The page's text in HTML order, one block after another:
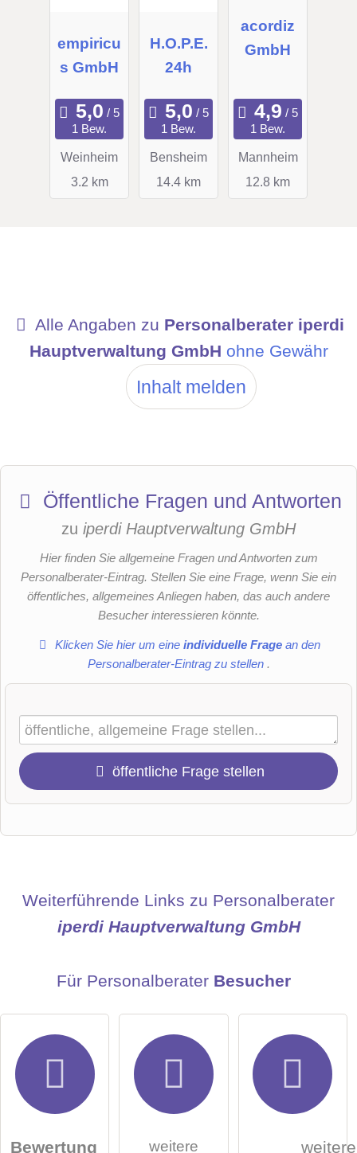
empiricu
s GmbH
1 Bew.
Weinheim
3.2 km
H.O.P.E.
24h
1 Bew.
Bensheim
14.4 km
acordiz
GmbH
1 Bew.
Mannheim
12.8 km
Alle Angaben zu Personalberater iperdi
Hauptverwaltung GmbH ohne Gewähr
Inhalt melden
Öffentliche Fragen und Antworten
zu iperdi Hauptverwaltung GmbH
Hier finden Sie allgemeine Fragen und Antworten zum
Personalberater-Eintrag. Stellen Sie eine Frage, wenn Sie ein
öffentliches, allgemeines Anliegen haben, das auch andere
Besucher interessieren könnte.
Klicken Sie hier um eineindividuelle Frage an den
Personalberater-Eintrag zu stellen .
öffentliche Frage stellen
Name
Weiterführende Links zu Personalberater
iperdi Hauptverwaltung GmbH
Für Personalberater Besucher
Bewertung weitere weitere